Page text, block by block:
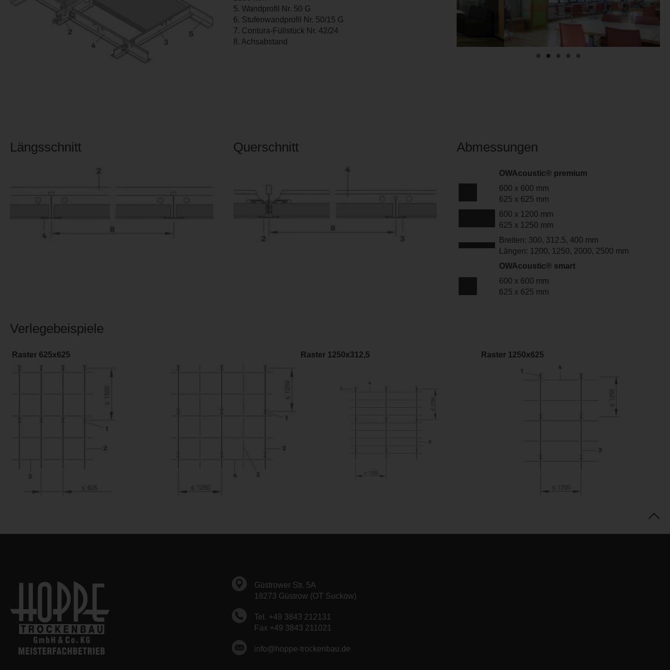
5. Wandproﬁl Nr. 50 G
6. Stufenwandproﬁl Nr. 50/15 G
7. Contura-Füllstück Nr. 42/24
8. Achsabstand
Längsschnitt Querschnitt Abmessungen
OWAcoustic® premium
600 x 600 mm
625 x 625 mm
600 x 1200 mm
625 x 1250 mm
Breiten: 300, 312.5, 400 mm
Längen: 1200, 1250, 2000, 2500 mm
OWAcoustic® smart
600 x 600 mm
625 x 625 mm
Verlegebeispiele
Raster 625x625 Raster 1250x312,5 Raster 1250x625
Güstrower Str. 5A
18273 Güstrow (OT Suckow)
Tel. +49 3843 212131
Fax +49 3843 211021
info@hoppe-trockenbau.de